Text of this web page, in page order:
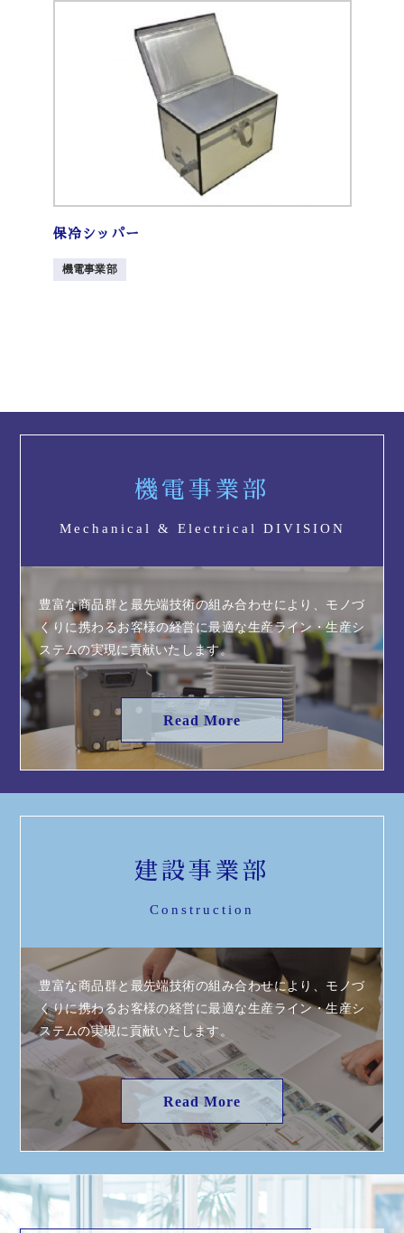
保冷シッパー
機電事業部
機電事業部
Mechanical & Electrical DIVISION
豊富な商品群と最先端技術の組み合わせにより、モノづ
くりに携わるお客様の経営に最適な生産ライン・生産シ
ステムの実現に貢献いたします。
Read More
建設事業部
Construction
豊富な商品群と最先端技術の組み合わせにより、モノづ
くりに携わるお客様の経営に最適な生産ライン・生産シ
ステムの実現に貢献いたします。
Read More